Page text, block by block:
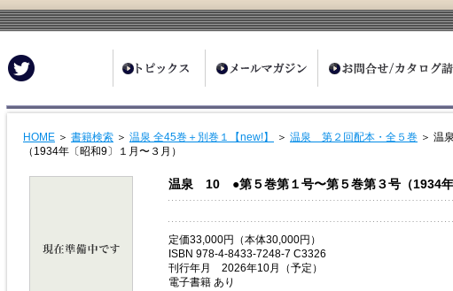
HOME ＞ 書籍検索 ＞ 温泉 全45巻＋別巻１【new!】 ＞ 温泉 第２回配本・全５巻 ＞ 温
（1934年〔昭和9〕１月〜３月）
温泉 10 ●第５巻第１号〜第５巻第３号（1934
定価33,000円（本体30,000円）
ISBN 978-4-8433-7248-7 C3326
刊行年月 2026年10月（予定）
電子書籍 あり